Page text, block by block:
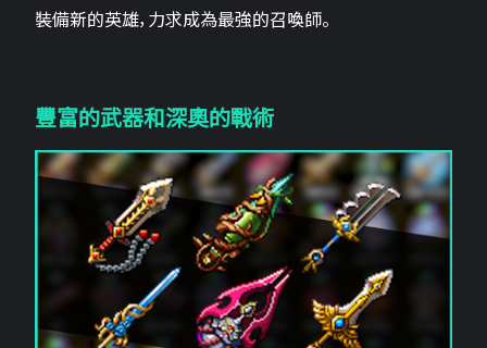
裝備新的英雄，力求成為最強的召喚師。
豐富的武器和深奧的戰術